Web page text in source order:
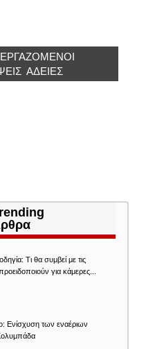
ΕΡΓΑΖΌΜΕΝΟΙ
ΆΔΕΙΕΣ
Τι θα συμβεί με τις
για κάμερες...
Ενίσχυση των εναέριων